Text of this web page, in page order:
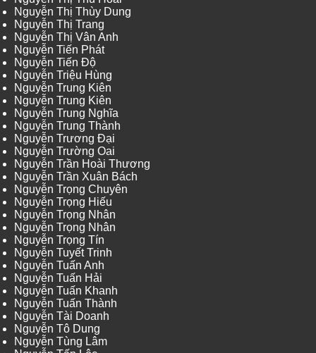
Nguyễn Thị Thùy Dung
Nguyễn Thị Trang
Nguyễn Thị Vân Anh
Nguyễn Tiến Phát
Nguyễn Tiến Độ
Nguyễn Triệu Hùng
Nguyễn Trung Kiên
Nguyễn Trung Kiên
Nguyễn Trung Nghĩa
Nguyễn Trung Thành
Nguyễn Trương Đại
Nguyễn Trường Oai
Nguyễn Trần Hoài Thương
Nguyễn Trần Xuân Bách
Nguyễn Trọng Chuyên
Nguyễn Trọng Hiếu
Nguyễn Trọng Nhân
Nguyễn Trọng Nhân
Nguyễn Trọng Tín
Nguyễn Tuyết Trinh
Nguyễn Tuấn Anh
Nguyễn Tuấn Hải
Nguyễn Tuấn Khanh
Nguyễn Tuấn Thành
Nguyễn Tài Doanh
Nguyễn Tô Dung
Nguyễn Tùng Lâm